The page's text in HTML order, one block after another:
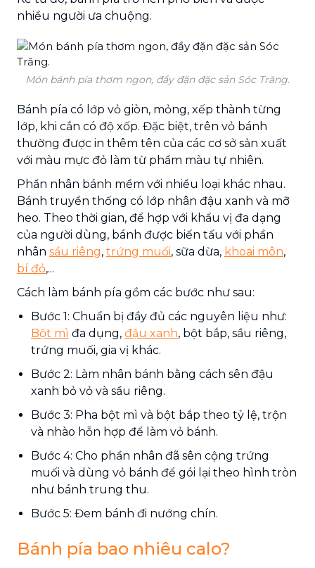
nhiều người ưa chuộng.
Món bánh pía thơm ngon, đầy đặn đặc sản Sóc Trăng.
Bánh pía có lớp vỏ giòn, mỏng, xếp thành từng
lớp, khi cắn có độ xốp. Đặc biệt, trên vỏ bánh
thường được in thêm tên của các cơ sở sản xuất
với màu mực đỏ làm từ phẩm màu tự nhiên.
Phần nhân bánh mềm với nhiều loại khác nhau.
Bánh truyền thống có lớp nhân đậu xanh và mỡ
heo. Theo thời gian, để hợp với khẩu vị đa dạng
của người dùng, bánh được biến tấu với phần
nhân sầu riêng, trứng muối, sữa dừa, khoai môn,
bí đỏ,...
Cách làm bánh pía gồm các bước như sau:
Bước 1: Chuẩn bị đầy đủ các nguyên liệu như:
Bột mì đa dụng, đậu xanh, bột bắp, sầu riêng,
trứng muối, gia vị khác.
Bước 2: Làm nhân bánh bằng cách sên đậu
xanh bỏ vỏ và sầu riêng.
Bước 3: Pha bột mì và bột bắp theo tỷ lệ, trộn
và nhào hỗn hợp để làm vỏ bánh.
Bước 4: Cho phần nhân đã sên cộng trứng
muối và dùng vỏ bánh để gói lại theo hình tròn
như bánh trung thu.
Bước 5: Đem bánh đi nướng chín.
Bánh pía bao nhiêu calo?